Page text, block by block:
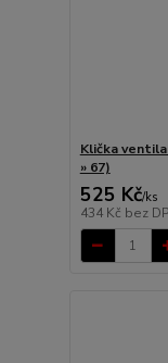
Klička
» 67)
525 Kč/ks
434 Kč bez